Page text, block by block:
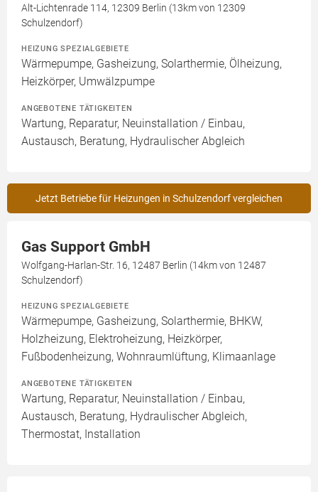
Alt-Lichtenrade 114, 12309 Berlin (13km von 12309
Schulzendorf)
HEIZUNG SPEZIALGEBIETE
Wärmepumpe, Gasheizung, Solarthermie, Ölheizung,
Heizkörper, Umwälzpumpe
ANGEBOTENE TÄTIGKEITEN
Wartung, Reparatur, Neuinstallation / Einbau,
Austausch, Beratung, Hydraulischer Abgleich
Jetzt Betriebe für Heizungen in Schulzendorf vergleichen
Gas Support GmbH
Wolfgang-Harlan-Str. 16, 12487 Berlin (14km von 12487
Schulzendorf)
HEIZUNG SPEZIALGEBIETE
Wärmepumpe, Gasheizung, Solarthermie, BHKW,
Holzheizung, Elektroheizung, Heizkörper,
Fußbodenheizung, Wohnraumlüftung, Klimaanlage
ANGEBOTENE TÄTIGKEITEN
Wartung, Reparatur, Neuinstallation / Einbau,
Austausch, Beratung, Hydraulischer Abgleich,
Thermostat, Installation